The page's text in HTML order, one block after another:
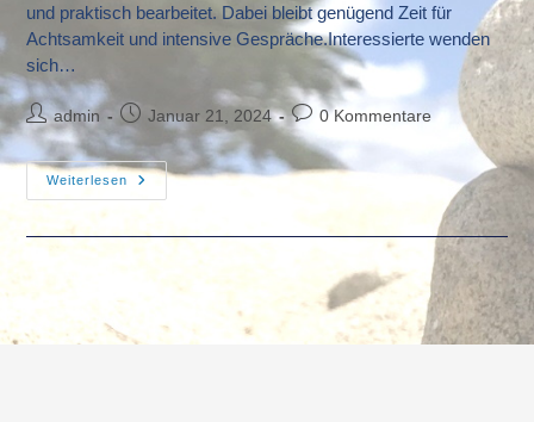
und praktisch bearbeitet. Dabei bleibt genügend Zeit für
Achtsamkeit und intensive Gespräche.Interessierte wenden
sich…
Beitrags-
Autor:
admin
Beitrag
veröffentlicht:
Januar 21, 2024
Beitrags-
Kommentare:
0 Kommentare
Weiterlesen
Yoga-
Wochenendseminare